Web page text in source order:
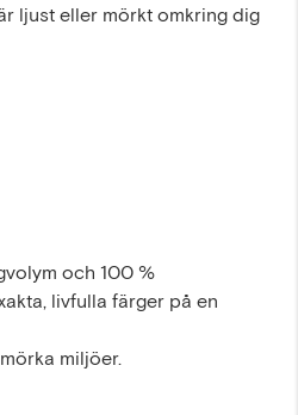
ljust eller mörkt omkring dig
och 100 %
livfulla färger på en
miljöer.